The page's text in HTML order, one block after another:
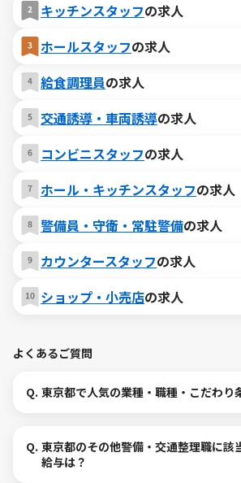
キッチンスタッフの求人
ホールスタッフの求人
給食調理員の求人
交通誘導・車両誘導の求人
コンビニスタッフの求人
ホール・キッチンスタッフの求人
警備員・守衛・常駐警備の求人
カウンタースタッフの求人
ショップ・小売店の求人
よくあるご質問
Q. 東京都で人気の業種・職種・こだわり
Q. 東京都のその他警備・交通整理職に該
給与は？